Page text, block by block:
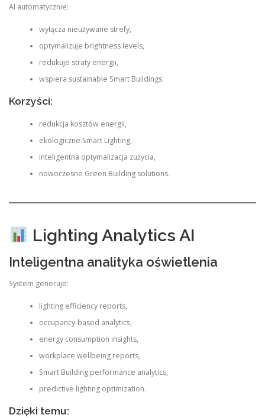
AI automatycznie:
wyłącza nieużywane strefy,
optymalizuje brightness levels,
redukuje straty energii,
wspiera sustainable Smart Buildings.
Korzyści:
redukcja kosztów energii,
ekologiczne Smart Lighting,
inteligentna optymalizacja zużycia,
nowoczesne Green Building solutions.
Lighting Analytics AI
Inteligentna analityka oświetlenia
System generuje:
lighting efficiency reports,
occupancy-based analytics,
energy consumption insights,
workplace wellbeing reports,
Smart Building performance analytics,
predictive lighting optimization.
Dzięki temu: